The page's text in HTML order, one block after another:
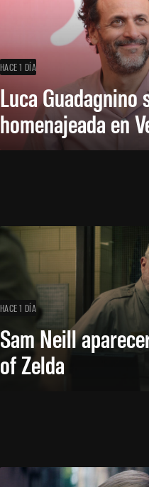
HACE 1 DÍA
Luca Guadagnino
homenajeada en
HACE 1 DÍA
Sam Neill
of Zelda